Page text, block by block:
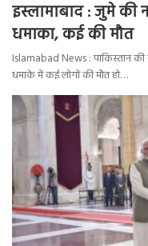
इस्लामाबाद : जुमे की
धमाका, कई की मौत
Islamabad News : पाकिस्तान की
धमाके में कई लोगों की मौत हो…